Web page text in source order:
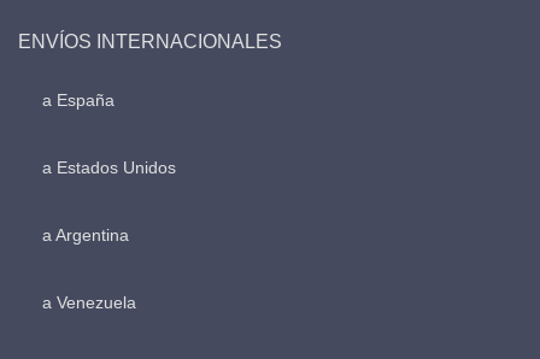
ENVÍOS INTERNACIONALES
a España
a Estados Unidos
a Argentina
a Venezuela